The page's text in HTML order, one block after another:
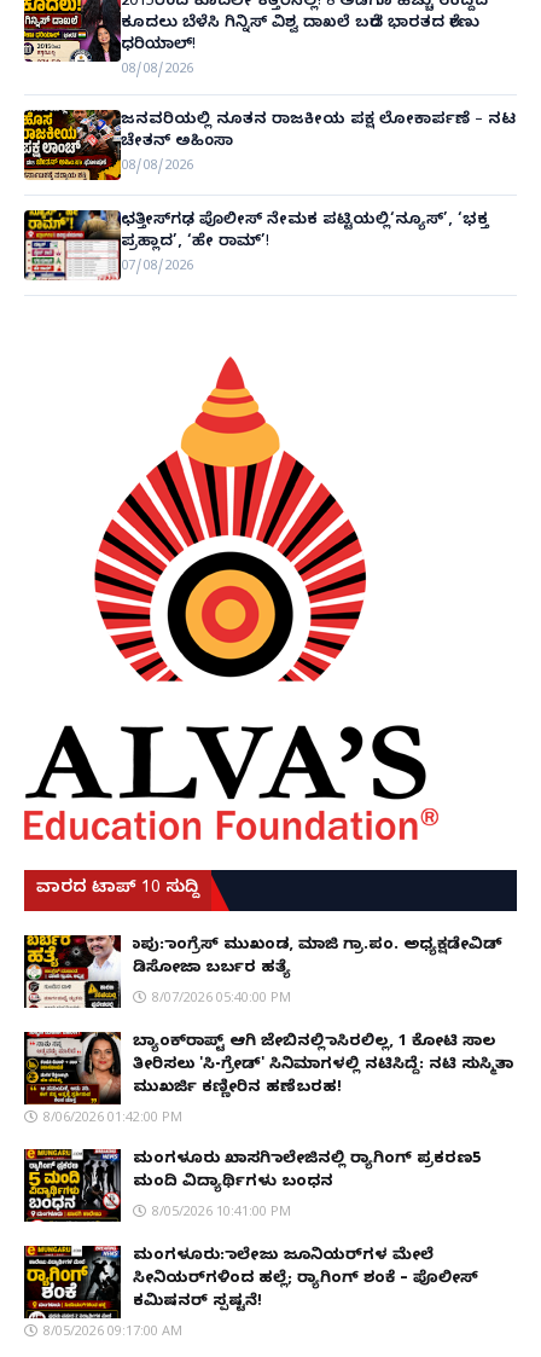
ಕೂದಲು ಬೆಳೆಸಿ ಗಿನ್ನಿಸ್ ವಿಶ್ವ ದಾಖಲೆ ಬರೆದ ಭಾರತದ ರೇಣು
ಧರಿಯಾಲ್!
08/08/2026
ಜನವರಿಯಲ್ಲಿ ನೂತನ ರಾಜಕೀಯ ಪಕ್ಷ ಲೋಕಾರ್ಪಣೆ – ನಟ
ಚೇತನ್ ಅಹಿಂಸಾ
08/08/2026
ಛತ್ತೀಸ್‌ಗಢ ಪೊಲೀಸ್ ನೇಮಕ ಪಟ್ಟಿಯಲ್ಲಿ‘ನ್ಯೂಸ್’, ‘ಭಕ್ತ
ಪ್ರಹ್ಲಾದ’, ‘ಹೇ ರಾಮ್’!
07/08/2026
ವಾರದ ಟಾಪ್ 10 ಸುದ್ದಿ
ಕಾಪು: ಕಾಂಗ್ರೆಸ್ ಮುಖಂಡ, ಮಾಜಿ ಗ್ರಾ.ಪಂ. ಅಧ್ಯಕ್ಷಡೇವಿಡ್
ಡಿಸೋಜಾ ಬರ್ಬರ ಹತ್ಯೆ
8/07/2026 05:40:00 PM
ಬ್ಯಾಂಕ್‌ರಾಪ್ಟ್‌ ಆಗಿ ಜೇಬಿನಲ್ಲಿ ಕಾಸಿರಲಿಲ್ಲ, ₹1 ಕೋಟಿ ಸಾಲ
ತೀರಿಸಲು 'ಸಿ-ಗ್ರೇಡ್' ಸಿನಿಮಾಗಳಲ್ಲಿ ನಟಿಸಿದ್ದೆ: ನಟಿ ಸುಸ್ಮಿತಾ
ಮುಖರ್ಜಿ ಕಣ್ಣೀರಿನ ಹಣೆಬರಹ!
8/06/2026 01:42:00 PM
ಮಂಗಳೂರು ಖಾಸಗಿ ಕಾಲೇಜಿನಲ್ಲಿ ರ‌್ಯಾಗಿಂಗ್ ಪ್ರಕರಣ5
ಮಂದಿ ವಿದ್ಯಾರ್ಥಿಗಳು ಬಂಧನ
8/05/2026 10:41:00 PM
ಮಂಗಳೂರು: ಕಾಲೇಜು ಜೂನಿಯರ್‌ಗಳ ಮೇಲೆ
ಸೀನಿಯರ್‌ಗಳಿಂದ ಹಲ್ಲೆ; ರ‌್ಯಾಗಿಂಗ್ ಶಂಕೆ – ಪೊಲೀಸ್
ಕಮಿಷನರ್ ಸ್ಪಷ್ಟನೆ!
8/05/2026 09:17:00 AM